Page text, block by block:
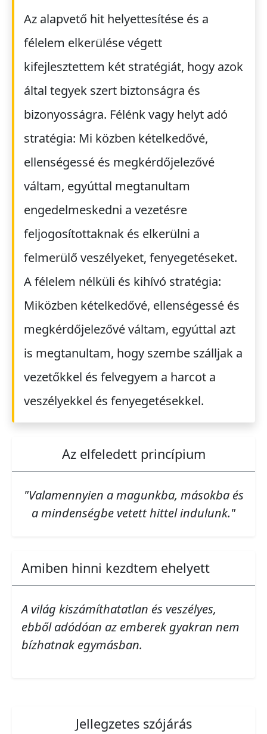
Az alapvető hit helyettesítése és a
félelem elkerülése végett
kifejlesztettem két stratégiát, hogy azok
által tegyek szert biztonságra és
bizonyosságra. Félénk vagy helyt adó
stratégia: Mi közben kételkedővé,
ellenségessé és megkérdőjelezővé
váltam, egyúttal megtanultam
engedelmeskedni a vezetésre
feljogosítottaknak és elkerülni a
felmerülő veszélyeket, fenyegetéseket.
A félelem nélküli és kihívó stratégia:
Miközben kételkedővé, ellenségessé és
megkérdőjelezővé váltam, egyúttal azt
is megtanultam, hogy szembe szálljak a
vezetőkkel és felvegyem a harcot a
veszélyekkel és fenyegetésekkel.
Az elfeledett princípium
"Valamennyien a magunkba, másokba és
a mindenségbe vetett hittel indulunk."
Amiben hinni kezdtem ehelyett
A világ kiszámíthatatlan és veszélyes,
ebből adódóan az emberek gyakran nem
bízhatnak egymásban.
Jellegzetes szójárás